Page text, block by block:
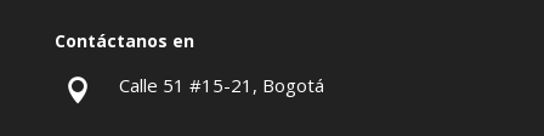
Contáctanos en
 Calle 51 #15-21, Bogotá